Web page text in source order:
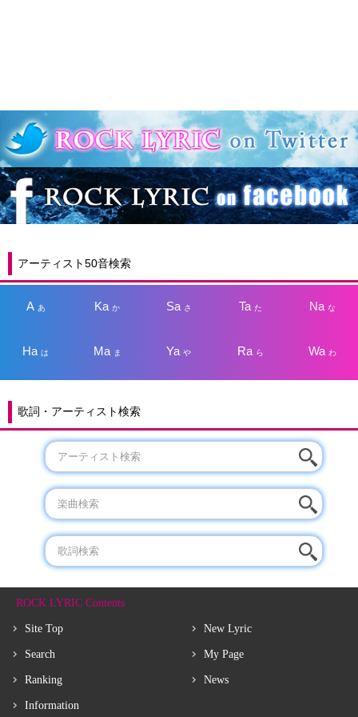
アーティスト50音検索
A あ Kaか Sa さ Taた Na な
Haは Ma ま Yaや Ra ら Wa わ
歌詞・アーティスト検索
ROCK LYRIC Contents
Site Top
Search
Ranking
Information
New Lyric
My Page
News